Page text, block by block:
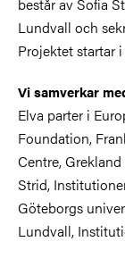
Lundvall och
Projektet startar
Vi samverkar
Elva parter i
Foundation,
Centre,
Strid,
Göteborgs
Lundvall,